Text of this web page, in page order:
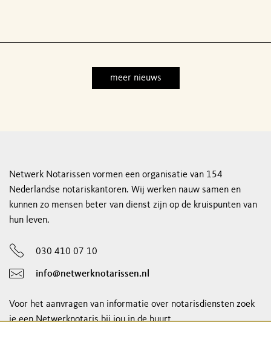
meer nieuws
Netwerk Notarissen vormen een organisatie van 154
Nederlandse notariskantoren. Wij werken nauw samen en
kunnen zo mensen beter van dienst zijn op de kruispunten van
hun leven.
030 410 07 10
info@netwerknotarissen.nl
Voor het aanvragen van informatie over notarisdiensten zoek
je een Netwerknotaris bij jou in de buurt.